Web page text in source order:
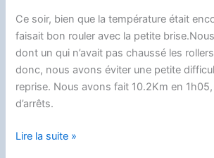
Ce soir, bien que la température était
faisait bon rouler avec la petite
dont un qui n’avait pas chaussé les
donc, nous avons éviter une petite
reprise. Nous avons fait 10.2Km en
d’arrêts.
6eme
Lire la suite »